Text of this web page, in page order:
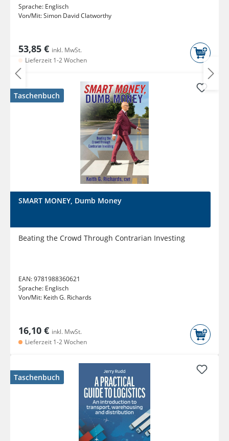
Sprache: Englisch
Von/Mit:Simon David Clatworthy
53,85 € inkl. MwSt.
Lieferzeit 1-2 Wochen
Taschenbuch
SMART MONEY, Dumb Money
Beating the Crowd Through Contrarian Investing
EAN:9781988360621
Sprache: Englisch
Von/Mit: Keith G. Richards
16,10 € inkl. MwSt.
Lieferzeit 1-2 Wochen
Taschenbuch